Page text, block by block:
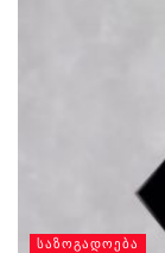
ᲡᲐᲖᲝᲒᲐᲓᲝᲔᲑᲐ